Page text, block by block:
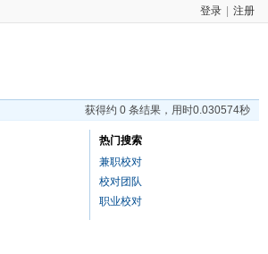
登录 注册
获得约 0 条结果，用时0.030574秒
热门搜索
兼职校对
校对团队
职业校对